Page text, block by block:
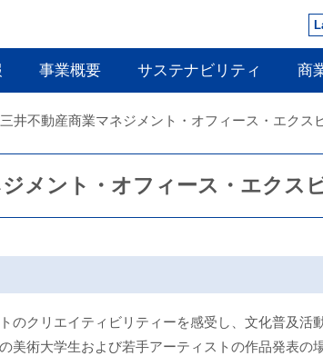
事業概要 サステナビリティ 商
井不動産商業マネジメント・オフィース・エクス
メント・オフィース・エクス
のクリエイティビリティーを感受し、文化普及活
美術大学生および若手アーティストの作品発表の